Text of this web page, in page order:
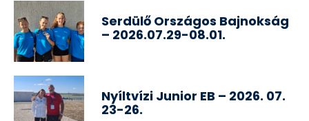
Serdülő Országos Bajnokság
– 2026.07.29-08.01.
Nyíltvízi Junior EB – 2026. 07.
23-26.